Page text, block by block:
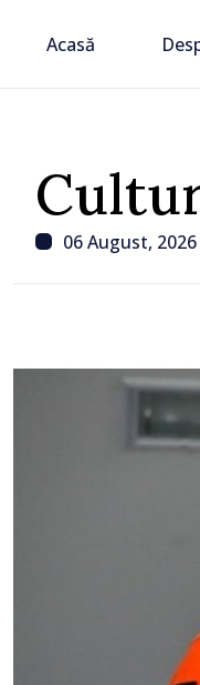
Acasă
06 August, 2026